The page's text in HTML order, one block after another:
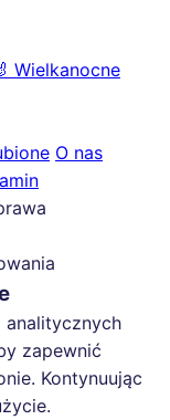
Wielkanocne
O nas
zapewnić
Kontynuując